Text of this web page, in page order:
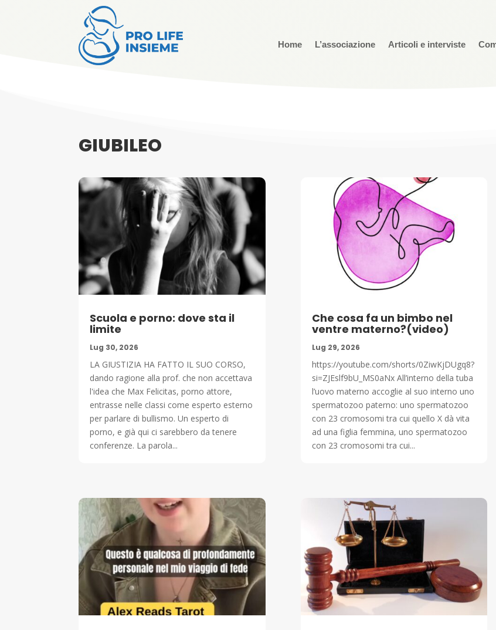
Home L’associazione Articoli e interviste
GIUBILEO
Scuola e porno: dove sta il
limite
Lug 30, 2026
LA GIUSTIZIA HA FATTO IL SUO CORSO,
dando ragione alla prof. che non accettava
l'idea che Max Felicitas, porno attore,
entrasse nelle classi come esperto esterno
per parlare di bullismo. Un esperto di
porno, e già qui ci sarebbero da tenere
conferenze. La parola...
Che cosa fa un bimbo nel
ventre materno?(video)
Lug 29, 2026
https://youtube.com/shorts/0ZiwKjDUgq8?
si=ZJEslf9bU_MS0aNx All’interno della tuba
l’uovo materno accoglie al suo interno uno
spermatozoo paterno: uno spermatozoo
con 23 cromosomi tra cui quello X dà vita
ad una figlia femmina, uno spermatozoo
con 23 cromosomi tra cui...